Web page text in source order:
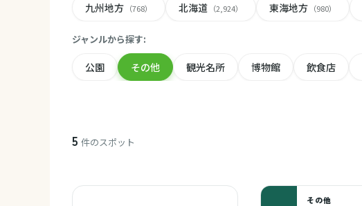
九州地方 （768） 北海道 （2,924） 東海地方 （980）
ジャンルから探す:
公園 その他 観光名所 博物館 飲食店
5 件のスポット
その他